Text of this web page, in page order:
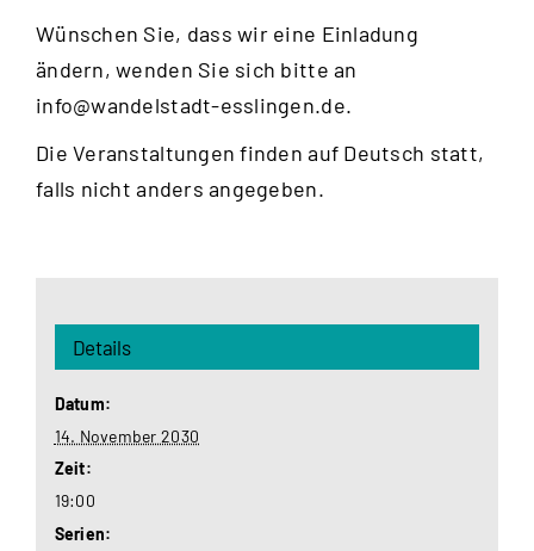
Wünschen Sie, dass wir eine Einladung
ändern, wenden Sie sich bitte an
info@wandelstadt-esslingen.de.
Die Veranstaltungen finden auf Deutsch statt,
falls nicht anders angegeben.
Details
Datum:
14. November 2030
Zeit:
19:00
Serien: